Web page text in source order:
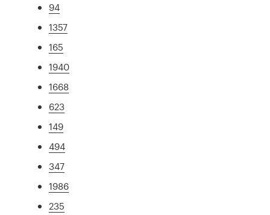
94
1357
165
1940
1668
623
149
494
347
1986
235